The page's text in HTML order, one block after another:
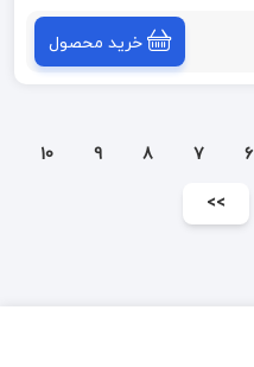
خرید محصول
6
7
8
9
10
>>